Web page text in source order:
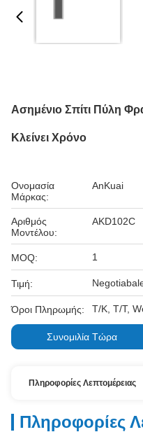
Ασημένιο Σπίτι Πύλη
Κλείνει Χρόνο
Ονομασία
Μάρκας:
AnKuai
Αριθμός
Μοντέλου:
AKD102C
MOQ: 1
Τιμή:
Όροι Πληρωμής: Τ/Κ, Τ/Τ,
Συνομιλία Τώρα
Πληροφορίες Λεπτομέρειας
Πληροφορίες